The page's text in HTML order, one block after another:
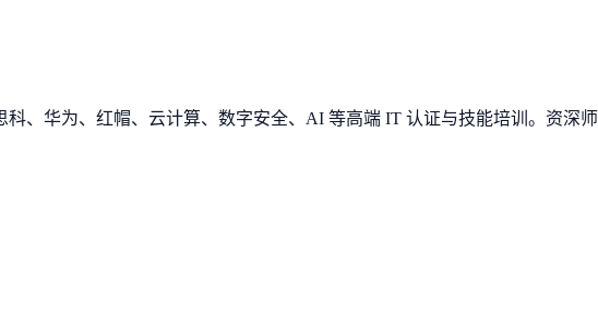
、华为、红帽、云计算、数字安全、AI 等高端 IT 认证与技能培训。资深